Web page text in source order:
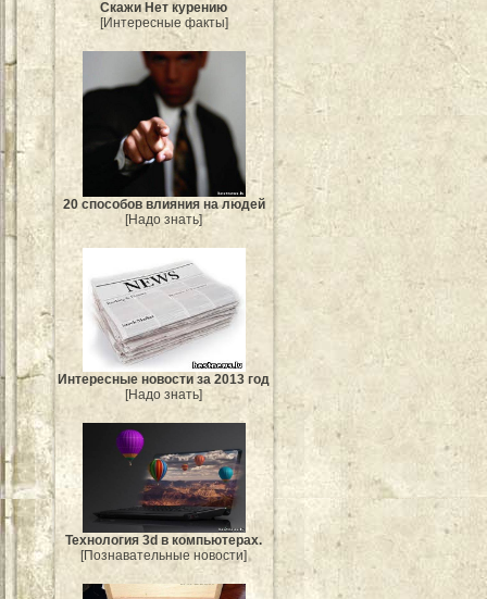
Скажи Нет курению
[Интересные факты]
20 способов влияния на людей
[Надо знать]
Интересные новости за 2013 год
[Надо знать]
Технология 3d в компьютерах.
[Познавательные новости]